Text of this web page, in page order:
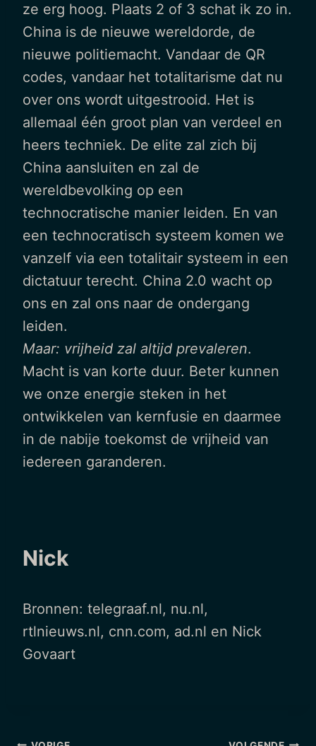
ze erg hoog. Plaats 2 of 3 schat ik zo in.
China is de nieuwe wereldorde, de
nieuwe politiemacht. Vandaar de QR
codes, vandaar het totalitarisme dat nu
over ons wordt uitgestrooid. Het is
allemaal één groot plan van verdeel en
heers techniek. De elite zal zich bij
China aansluiten en zal de
wereldbevolking op een
technocratische manier leiden. En van
een technocratisch systeem komen we
vanzelf via een totalitair systeem in een
dictatuur terecht. China 2.0 wacht op
ons en zal ons naar de ondergang
leiden.
Maar: vrijheid zal altijd prevaleren.
Macht is van korte duur. Beter kunnen
we onze energie steken in het
ontwikkelen van kernfusie en daarmee
in de nabije toekomst de vrijheid van
iedereen garanderen.
Nick
Bronnen: telegraaf.nl, nu.nl,
rtlnieuws.nl, cnn.com, ad.nl en Nick
Govaart